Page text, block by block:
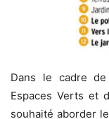
Dans le cadre
Espaces Verts et
souhaité aborder